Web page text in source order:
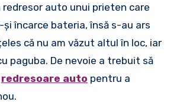
auto unui prieten care
și încarce bateria, însă s-au ars
că nu am văzut altul în loc, iar
paguba. De nevoie a trebuit să
redresoare auto pentru a